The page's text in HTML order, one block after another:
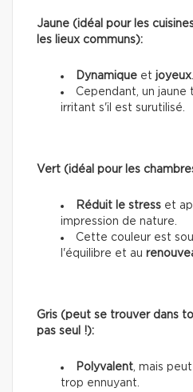
Jaune (idéal pour les
les lieux communs):
Dynamique et joyeux
Cependant, un
irritant s'il est surutilisé.
Vert (idéal pour les
Réduit le stress et
impression de nature.
Cette couleur est
l'équilibre et au
Gris (peut se trouver dans
pas seul !):
Polyvalent , mais
trop ennuyant.